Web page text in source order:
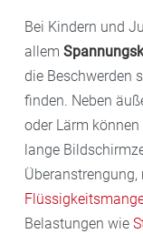
Bei Kindern und
allem
die Beschwerden
finden. Neben
oder Lärm
lange
Belastungen wie